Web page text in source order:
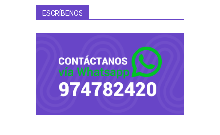
ESCRÍBENOS